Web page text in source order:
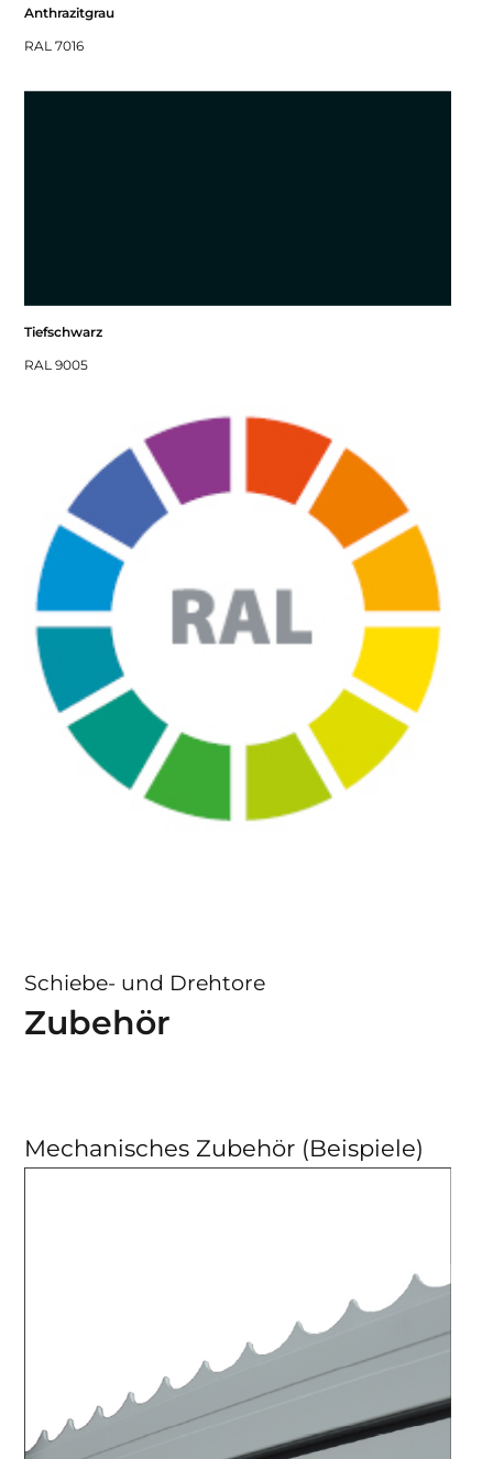
Anthrazitgrau
RAL 7016
Tiefschwarz
RAL 9005
Schiebe- und Drehtore
Zubehör
Mechanisches Zubehör (Beispiele)